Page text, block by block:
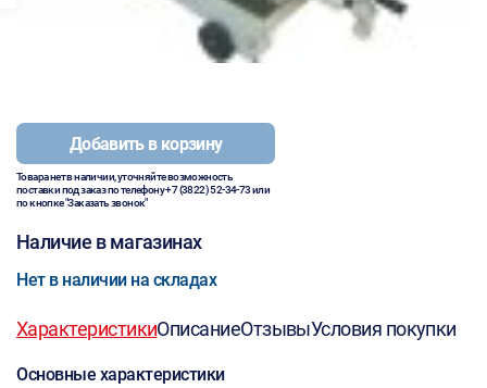
Добавить в корзину
Товара нет в наличии, уточняйте возможность
поставки под заказ по телефону+7 (3822) 52-34-73или
по кнопке "Заказать звонок"
Наличие в магазинах
Нет в наличии на складах
ХарактеристикиОписаниеОтзывыУсловия покупки
Основные характеристики